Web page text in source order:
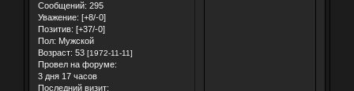
Сообщений: 295
Уважение: [+8/-0]
Позитив: [+37/-0]
Пол: Мужской
Возраст: 53 [1972-11-11]
Провел на форуме:
3 дня 17 часов
Последний визит: